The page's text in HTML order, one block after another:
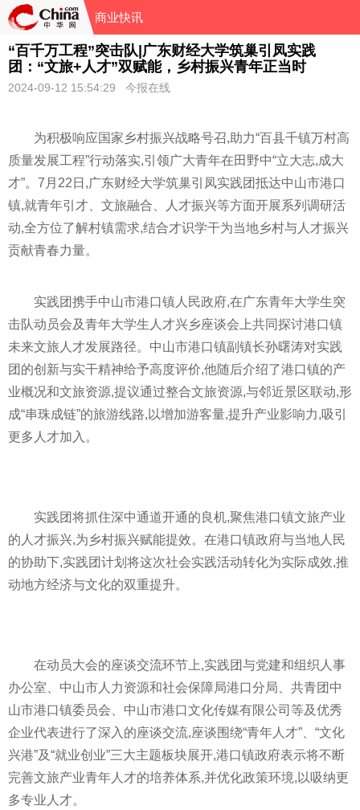
商业快讯
“百千万工程”突击队|广东财经大学筑巢引凤实践
团：“文旅+人才”双赋能，乡村振兴青年正当时
2024-09-12 15:54:29 今报在线
为积极响应国家乡村振兴战略号召,助力“百县千镇万村高
质量发展工程”行动落实,引领广大青年在田野中“立大志,成大
才”。7月22日,广东财经大学筑巢引凤实践团抵达中山市港口
镇,就青年引才、文旅融合、人才振兴等方面开展系列调研活
动,全方位了解村镇需求,结合才识学干为当地乡村与人才振兴
贡献青春力量。
实践团携手中山市港口镇人民政府,在广东青年大学生突
击队动员会及青年大学生人才兴乡座谈会上共同探讨港口镇
未来文旅人才发展路径。中山市港口镇副镇长孙曙涛对实践
团的创新与实干精神给予高度评价,他随后介绍了港口镇的产
业概况和文旅资源,提议通过整合文旅资源,与邻近景区联动,形
成“串珠成链”的旅游线路,以增加游客量,提升产业影响力,吸引
更多人才加入。
实践团将抓住深中通道开通的良机,聚焦港口镇文旅产业
的人才振兴,为乡村振兴赋能提效。在港口镇政府与当地人民
的协助下,实践团计划将这次社会实践活动转化为实际成效,推
动地方经济与文化的双重提升。
在动员大会的座谈交流环节上,实践团与党建和组织人事
办公室、中山市人力资源和社会保障局港口分局、共青团中
山市港口镇委员会、中山市港口文化传媒有限公司等及优秀
企业代表进行了深入的座谈交流,座谈围绕“青年人才”、“文化
兴港”及“就业创业”三大主题板块展开,港口镇政府表示将不断
完善文旅产业青年人才的培养体系,并优化政策环境,以吸纳更
多专业人才。